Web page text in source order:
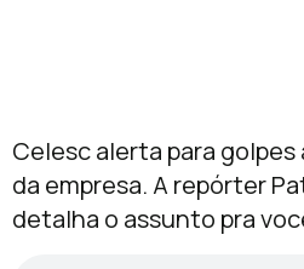
Celesc alerta para
da empresa. A repórter
detalha o assunto pra